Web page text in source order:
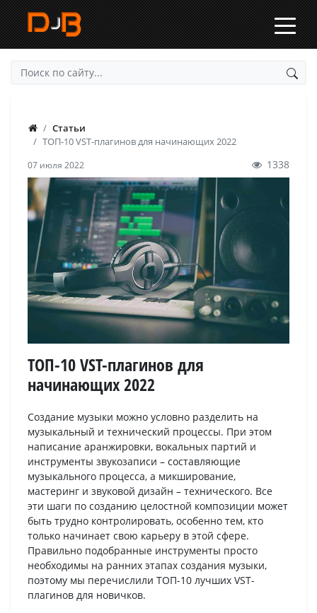
Статьи
ТОП-10 VST-плагинов для начинающих 2022
07 июля 2022 1338
ТОП-10 VST-плагинов для
начинающих 2022
Создание музыки можно условно разделить на
музыкальный и технический процессы. При этом
написание аранжировки, вокальных партий и
инструменты звукозаписи – составляющие
музыкального процесса, а микширование,
мастеринг и звуковой дизайн – технического. Все
эти шаги по созданию целостной композиции может
быть трудно контролировать, особенно тем, кто
только начинает свою карьеру в этой сфере.
Правильно подобранные инструменты просто
необходимы на ранних этапах создания музыки,
поэтому мы перечислили ТОП-10 лучших VST-
плагинов для новичков.